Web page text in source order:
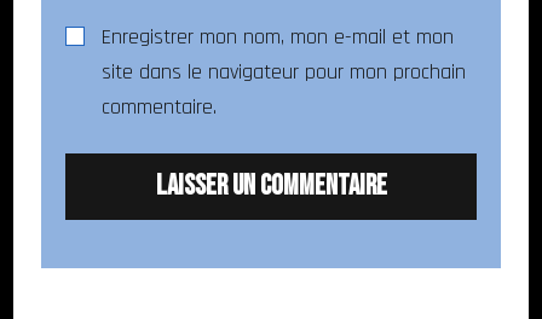
Enregistrer mon nom, mon e-mail et mon
site dans le navigateur pour mon prochain
commentaire.